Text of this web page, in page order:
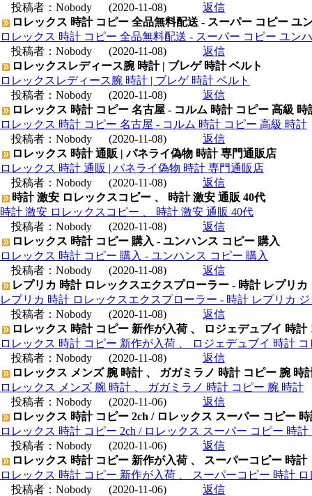
投稿者： Nobody (2020-11-08)
返信
ロレックス 時計 コピー 全品無料配送 - スーパー コピー ユ
ロレックス 時計 コピー 全品無料配送 - スーパー コピー ユン
投稿者： Nobody (2020-11-08)
返信
ロレックスレディース腕 時計 | ブレゲ 時計 ベルト
ロレックスレディース腕 時計 | ブレゲ 時計 ベルト
投稿者： Nobody (2020-11-08)
返信
ロレックス 時計 コピー 名古屋 - コルム 時計 コピー 高級 時
ロレックス 時計 コピー 名古屋 - コルム 時計 コピー 高級 時計
投稿者： Nobody (2020-11-08)
返信
ロレックス 時計 通販 | パネライ偽物 時計 専門通販店
ロレックス 時計 通販 | パネライ偽物 時計 専門通販店
投稿者： Nobody (2020-11-08)
返信
時計 激安 ロレックスコピー 、 時計 激安 通販 40代
時計 激安 ロレックスコピー 、 時計 激安 通販 40代
投稿者： Nobody (2020-11-08)
返信
ロレックス 時計 コピー 購入 - ユンハンス コピー 購入
ロレックス 時計 コピー 購入 - ユンハンス コピー 購入
投稿者： Nobody (2020-11-08)
返信
レプリカ 時計 ロレックスエクスプローラー - 時計 レプリカ
レプリカ 時計 ロレックスエクスプローラー - 時計 レプリカ
投稿者： Nobody (2020-11-08)
返信
ロレックス 時計 コピー 新作が入荷 、 ロジェデュブイ 時計
ロレックス 時計 コピー 新作が入荷 、 ロジェデュブイ 時計
投稿者： Nobody (2020-11-08)
返信
ロレックス メンズ 腕 時計 、 ガガミラノ 時計 コピー 腕 時
ロレックス メンズ 腕 時計 、 ガガミラノ 時計 コピー 腕 時計
投稿者： Nobody (2020-11-06)
返信
ロレックス 時計 コピー 2ch / ロレックス スーパー コピー
ロレックス 時計 コピー 2ch / ロレックス スーパー コピー 時計
投稿者： Nobody (2020-11-06)
返信
ロレックス 時計 コピー 新作が入荷 、 スーパーコピー 時
ロレックス 時計 コピー 新作が入荷 、 スーパーコピー 時計
投稿者： Nobody (2020-11-06)
返信